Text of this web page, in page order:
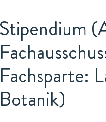
Stipendium
Fachsparte:
Botanik)